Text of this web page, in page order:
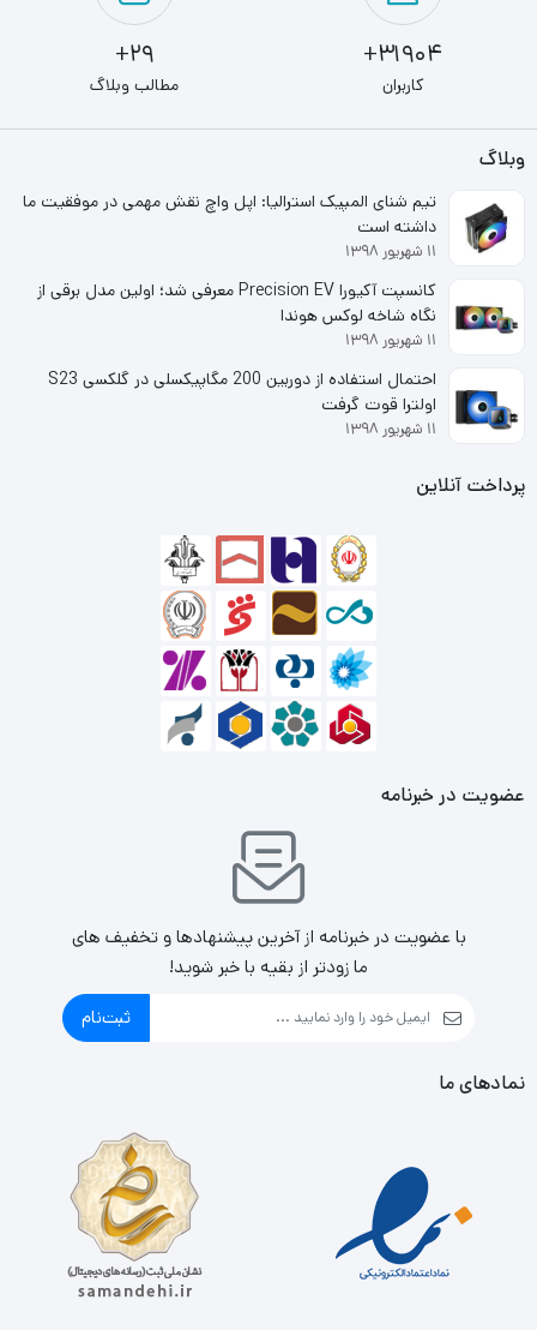
رم Crucial
به خصوص در مدل‌های محبوب آن به دلیل
ساده بودن آن‌ها عموما مناسب‌تر از رقبا است به همین دلیل به
یکی از انتخاب‌های اصلی کسانی که قصد هزینه اضافی برای رم
ندارند مبدل شده است.
31904+
کاربران
29+
مطالب وبلاگ
وبلاگ
تیم شنای المپیک استرالیا: اپل واچ نقش مهمی در موفقیت ما
داشته است
۱۱ شهریور ۱۳۹۸
کانسپت آکیورا Precision EV معرفی شد؛ اولین مدل برقی از
نگاه شاخه لوکس هوندا
۱۱ شهریور ۱۳۹۸
احتمال استفاده از دوربین 200 مگاپیکسلی در گلکسی S23
اولترا قوت گرفت
۱۱ شهریور ۱۳۹۸
پرداخت آنلاین
عضویت در خبرنامه
با عضویت در خبرنامه از آخرین پیشنهادها و تخفیف های
ما زودتر از بقیه با خبر شوید!
ثبت‌نام
نمادهای ما